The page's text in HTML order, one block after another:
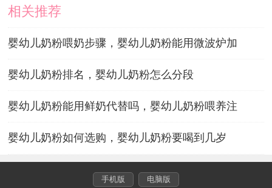
相关推荐
婴幼儿奶粉喂奶步骤，婴幼儿奶粉能用微波炉加
婴幼儿奶粉排名，婴幼儿奶粉怎么分段
婴幼儿奶粉能用鲜奶代替吗，婴幼儿奶粉喂养注
婴幼儿奶粉如何选购，婴幼儿奶粉要喝到几岁
手机版 电脑版